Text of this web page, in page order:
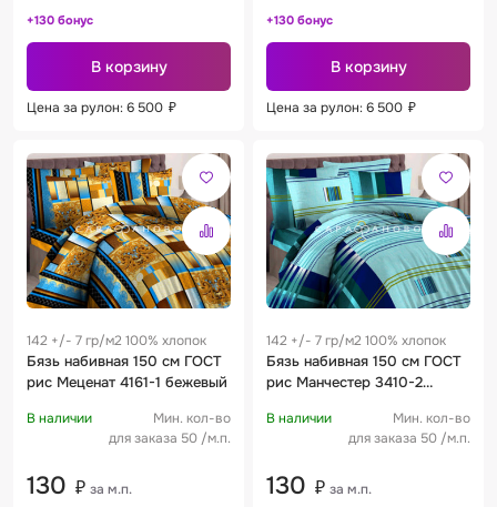
+130 бонус
В корзину
Цена за рулон: 6 500 ₽
+130 бонус
В корзину
Цена за рулон: 6 500 ₽
142 +/- 7 гр/м2 100% хлопок
Бязь набивная 150 см ГОСТ
рис Меценат 4161-1 бежевый
В наличии
Мин. кол-во
для заказа 50 /м.п.
130 ₽ за м.п.
142 +/- 7 гр/м2 100% хлопок
Бязь набивная 150 см ГОСТ
рис Манчестер 3410-2
В наличии
Мин. кол-во
для заказа 50 /м.п.
130 ₽ за м.п.